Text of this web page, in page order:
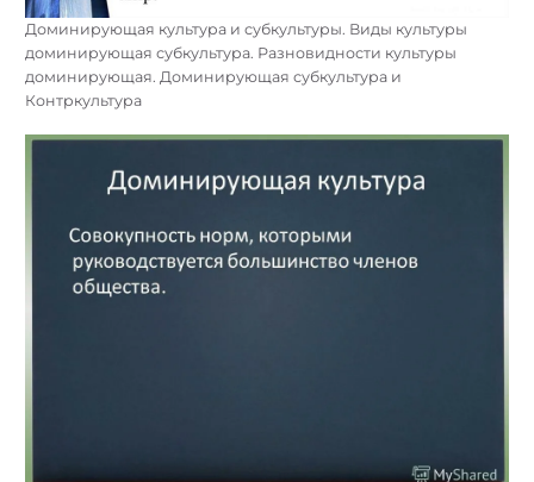
Доминирующая культура и субкультуры. Виды культуры
доминирующая субкультура. Разновидности культуры
доминирующая. Доминирующая субкультура и
Контркультура